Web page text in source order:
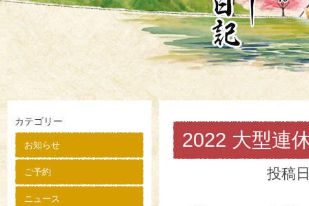
カテゴリー
お知らせ
ご予約
ニュース
2022 大型連
投稿